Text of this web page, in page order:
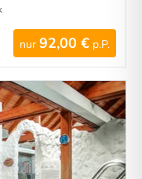
nur 92,00 € p.P.